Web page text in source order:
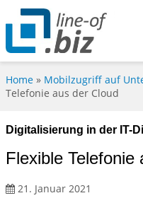
Home » Mobilzugriff auf
Telefonie aus der Cloud
Digitalisierung in der IT-
Flexible Telefonie
21. Januar 2021